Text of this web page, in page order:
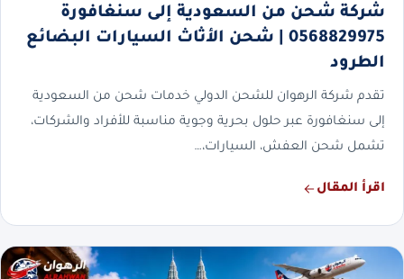
شركة شحن من السعودية إلى سنغافورة
0568829975 | شحن الأثاث السيارات البضائع
الطرود
تقدم شركة الرهوان للشحن الدولي خدمات شحن من السعودية
إلى سنغافورة عبر حلول بحرية وجوية مناسبة للأفراد والشركات،
تشمل شحن العفش، السيارات،…
اقرأ المقال